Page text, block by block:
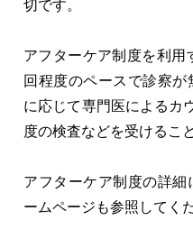
切です。
アフターケア制度を利用
回程度のペースで診察
に応じて専門医によるカ
度の検査などを受けるこ
アフターケア制度の詳
ームページも参照してく